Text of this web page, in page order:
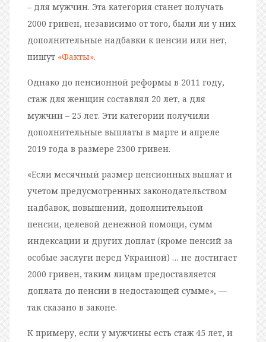
– для мужчин. Эта категория станет получать
2000 гривен, независимо от того, были ли у них
дополнительные надбавки к пенсии или нет,
пишут «Факты».
Однако до пенсионной реформы в 2011 году,
стаж для женщин составлял 20 лет, а для
мужчин – 25 лет. Эти категории получили
дополнительные выплаты в марте и апреле
2019 года в размере 2300 гривен.
«Если месячный размер пенсионных выплат и
учетом предусмотренных законодательством
надбавок, повышений, дополнительной
пенсии, целевой денежной помощи, сумм
индексации и других доплат (кроме пенсий за
особые заслуги перед Украиной) … не достигает
2000 гривен, таким лицам предоставляется
доплата до пенсии в недостающей сумме», —
так сказано в законе.
К примеру, если у мужчины есть стаж 45 лет, и